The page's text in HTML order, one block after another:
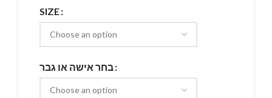
SIZE
בחר אישה או גבר